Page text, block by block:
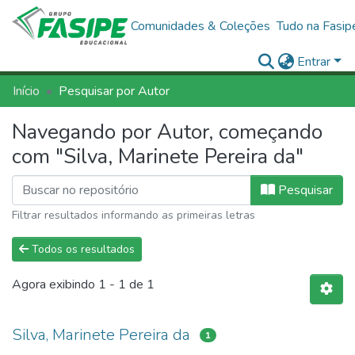
Comunidades & Coleções Tudo na
Entrar
Início
Pesquisar por Autor
Navegando por Autor, começando
com "Silva, Marinete Pereira da"
Pesquisar
Filtrar resultados informando as primeiras letras
Todos os resultados
Agora exibindo 1 - 1 de 1
Silva, Marinete Pereira da 1